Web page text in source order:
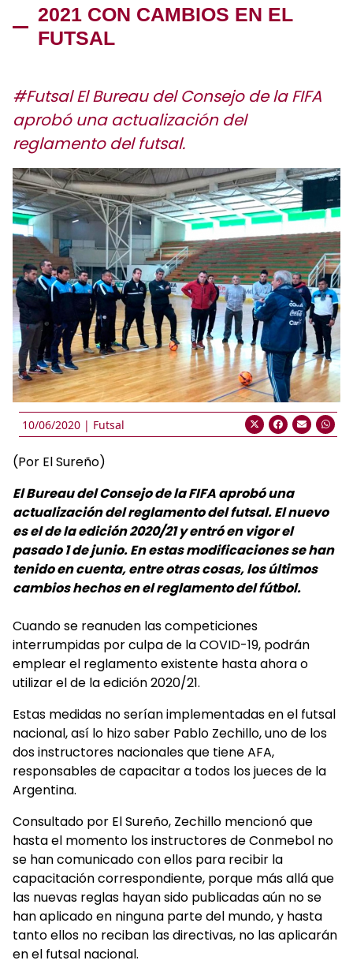
2021 CON CAMBIOS EN EL
FUTSAL
#Futsal El Bureau del Consejo de la FIFA
aprobó una actualización del
reglamento del futsal.
10/06/2020 | Futsal
(Por El Sureño)
El Bureau del Consejo de la FIFA aprobó una
actualización del reglamento del futsal. El nuevo
es el de la edición 2020/21 y entró en vigor el
pasado 1 de junio. En estas modificaciones se han
tenido en cuenta, entre otras cosas, los últimos
cambios hechos en el reglamento del fútbol.
Cuando se reanuden las competiciones
interrumpidas por culpa de la COVID-19, podrán
emplear el reglamento existente hasta ahora o
utilizar el de la edición 2020/21.
Estas medidas no serían implementadas en el futsal
nacional, así lo hizo saber Pablo Zechillo, uno de los
dos instructores nacionales que tiene AFA,
responsables de capacitar a todos los jueces de la
Argentina.
Consultado por El Sureño, Zechillo mencionó que
hasta el momento los instructores de Conmebol no
se han comunicado con ellos para recibir la
capacitación correspondiente, porque más allá que
las nuevas reglas hayan sido publicadas aún no se
han aplicado en ninguna parte del mundo, y hasta
tanto ellos no reciban las directivas, no las aplicarán
en el futsal nacional.